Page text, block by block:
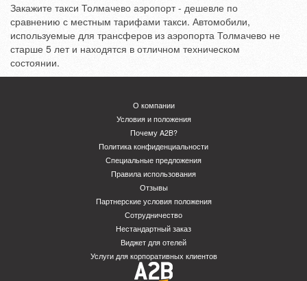
Закажите такси Толмачево аэропорт - дешевле по
сравнению с местным тарифами такси. Автомобили,
используемые для трансферов из аэропорта Толмачево не
старше 5 лет и находятся в отличном техническом
состоянии.
О компании
Условия и положения
Почему A2B?
Политика конфиденциальности
Специальные предложения
Правила использования
Отзывы
Партнерские условия положения
Сотрудничество
Нестандартный заказ
Виджет для отелей
Услуги для корпоративных клиентов